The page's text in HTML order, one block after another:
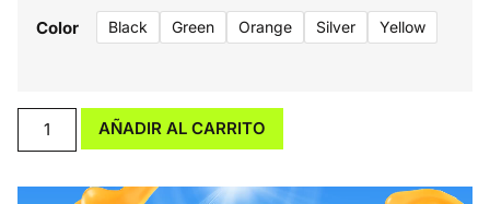
Color Black Green Orange Silver Yellow
AÑADIR AL CARRITO